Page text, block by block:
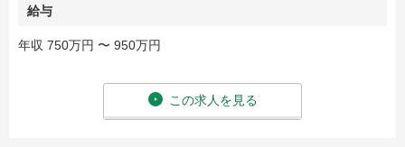
給与
年収 750万円 〜 950万円
この求人を見る